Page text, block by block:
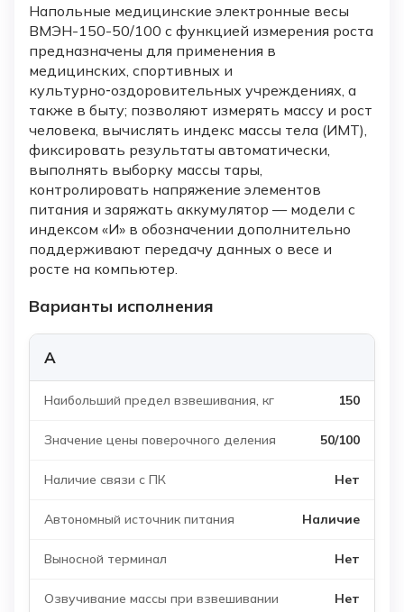
Напольные медицинские электронные весы
ВМЭН-150-50/100 с функцией измерения роста
предназначены для применения в
медицинских, спортивных и
культурно‑оздоровительных учреждениях, а
также в быту; позволяют измерять массу и рост
человека, вычислять индекс массы тела (ИМТ),
фиксировать результаты автоматически,
выполнять выборку массы тары,
контролировать напряжение элементов
питания и заряжать аккумулятор — модели с
индексом «И» в обозначении дополнительно
поддерживают передачу данных о весе и
росте на компьютер.
Варианты исполнения
А
150
50/100
Нет
Наличие
Нет
Нет